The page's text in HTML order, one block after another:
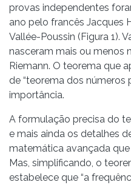
provas independentes
ano pelo francês Jacques
Vallée-Poussin (Figura 1).
nasceram mais ou menos
Riemann. O teorema que
de “teorema dos números
importância.
A formulação precisa do
e mais ainda os detalhes
matemática avançada
Mas, simplificando, o
estabelece que “a